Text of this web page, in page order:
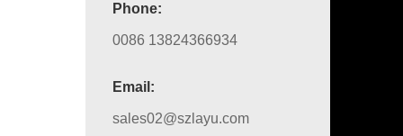
Phone:
0086 13824366934
Email:
sales02@szlayu.com